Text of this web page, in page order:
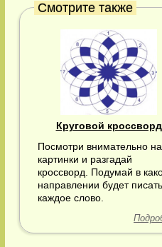
Смотрите также
Круговой кроссворд
Посмотри внимательно на
картинки и разгадай
кроссворд. Подумай в
направлении будет
каждое слово.